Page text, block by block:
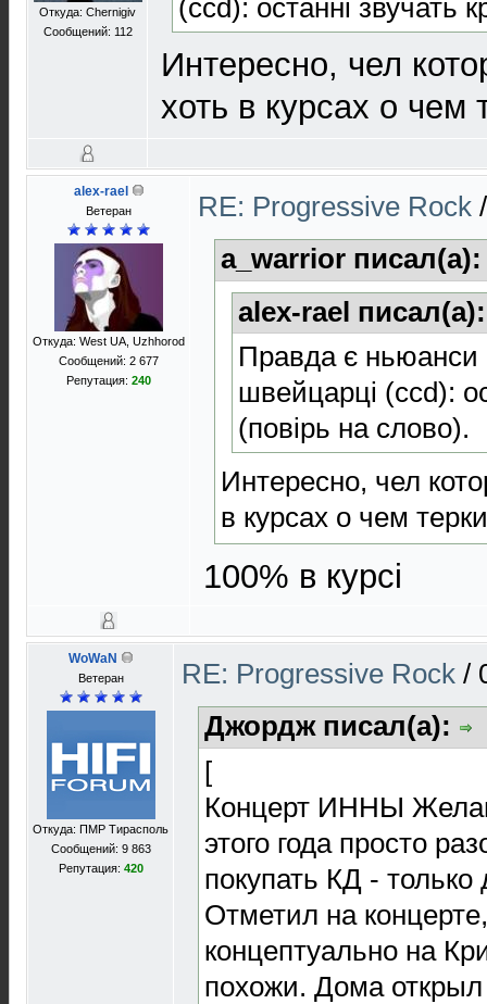
Откуда: Chernigiv
Сообщений: 112
(ccd): останні звучать
Интересно, чел
хоть в курсах о чем
alex-rael
Ветеран
Откуда: West UA, Uzhhorod
Сообщений: 2 677
Репутация: 240
RE: Progressive Rock
a_warrior
alex-rael
Правда є ньюанси
швейцарці (ccd):
(повірь на слово).
Интересно, чел
в курсах о чем
100% в курсі
WoWaN
Ветеран
Откуда: ПМР Тирасполь
Сообщений: 9 863
Репутация: 420
RE: Progressive Rock /
Джордж писал(а):
[
Концерт ИННЫ
этого года просто
покупать КД - только
Отметил на
концептуально на
похожи. Дома